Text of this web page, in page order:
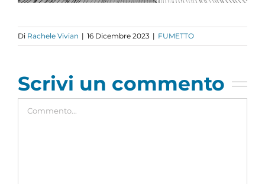
Di Rachele Vivian | 16 Dicembre 2023 | FUMETTO
Scrivi un commento